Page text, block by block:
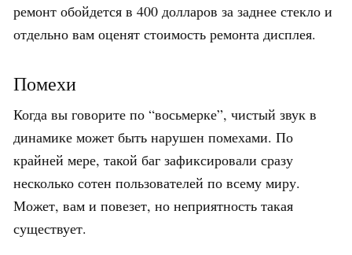
ремонт обойдется в 400 долларов за заднее стекло и
отдельно вам оценят стоимость ремонта дисплея.
Помехи
Когда вы говорите по “восьмерке”, чистый звук в
динамике может быть нарушен помехами. По
крайней мере, такой баг зафиксировали сразу
несколько сотен пользователей по всему миру.
Может, вам и повезет, но неприятность такая
существует.